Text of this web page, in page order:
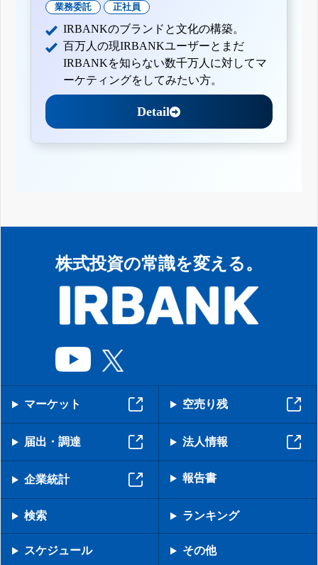
業務委託 正社員
IRBANKのブランドと文化の構築。
百万人の現IRBANKユーザーとまだ
IRBANKを知らない数千万人に対してマ
ーケティングをしてみたい方。
Detail
株式投資の常識を変える。
マーケット 空売り残
届出・調達 法人情報
企業統計 報告書
検索 ランキング
スケジュール その他